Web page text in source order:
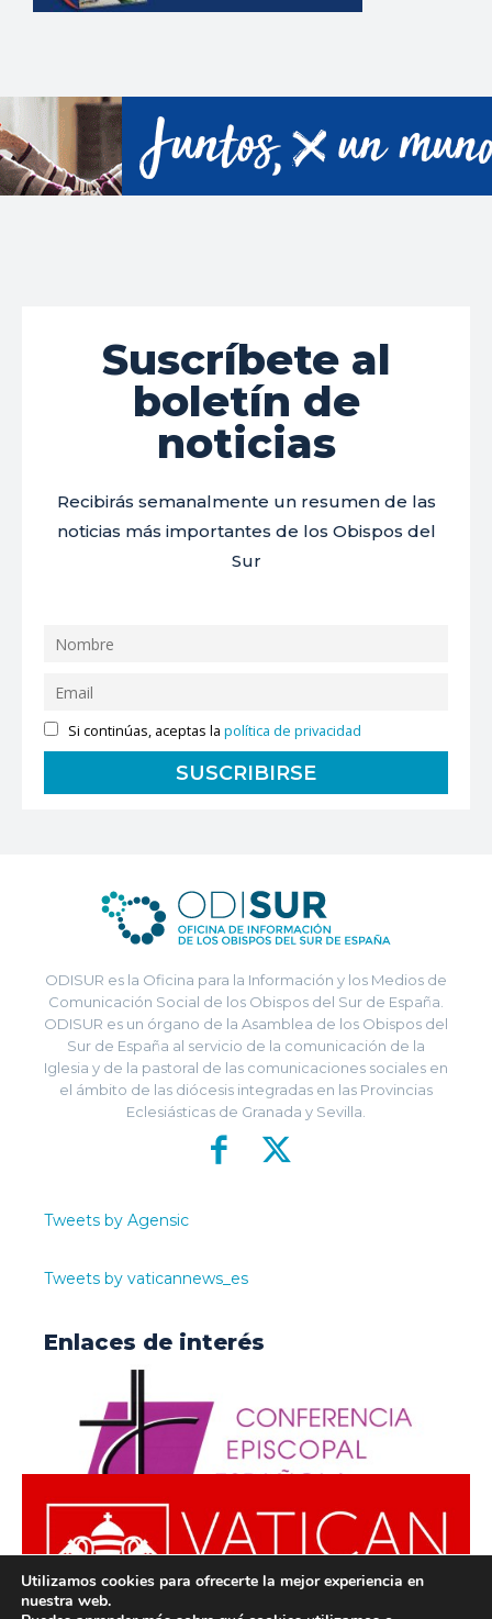
Suscríbete al
boletín de
noticias
Recibirás semanalmente un resumen de las
noticias más importantes de los Obispos del
Sur
Si continúas, aceptas lapolítica de privacidad
ODISUR es la Oficina para la Información y los Medios de
Comunicación Social de los Obispos del Sur de España.
ODISUR es un órgano de la Asamblea de los Obispos del
Sur de España al servicio de la comunicación de la
Iglesia y de la pastoral de las comunicaciones sociales en
el ámbito de las diócesis integradas en las Provincias
Eclesiásticas de Granada y Sevilla.
Tweets by Agensic
Tweets by vaticannews_es
Enlaces de interés
Utilizamos cookies para ofrecerte la mejor experiencia en
nuestra web.